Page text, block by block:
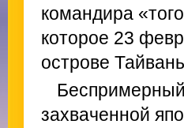
командира
которое 23
острове
захваченной